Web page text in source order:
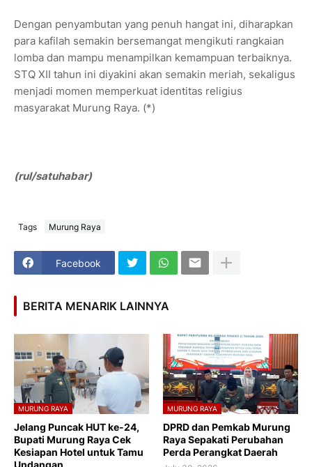
Dengan penyambutan yang penuh hangat ini, diharapkan
para kafilah semakin bersemangat mengikuti rangkaian
lomba dan mampu menampilkan kemampuan terbaiknya.
STQ XII tahun ini diyakini akan semakin meriah, sekaligus
menjadi momen memperkuat identitas religius
masyarakat Murung Raya. (*)
(rul/satuhabar)
Tags Murung Raya
Facebook
BERITA MENARIK LAINNYA
MURUNG RAYA
Jelang Puncak HUT ke-24,
Bupati Murung Raya Cek
Kesiapan Hotel untuk Tamu
MURUNG RAYA
DPRD dan Pemkab Murung
Raya Sepakati Perubahan
Perda Perangkat Daerah